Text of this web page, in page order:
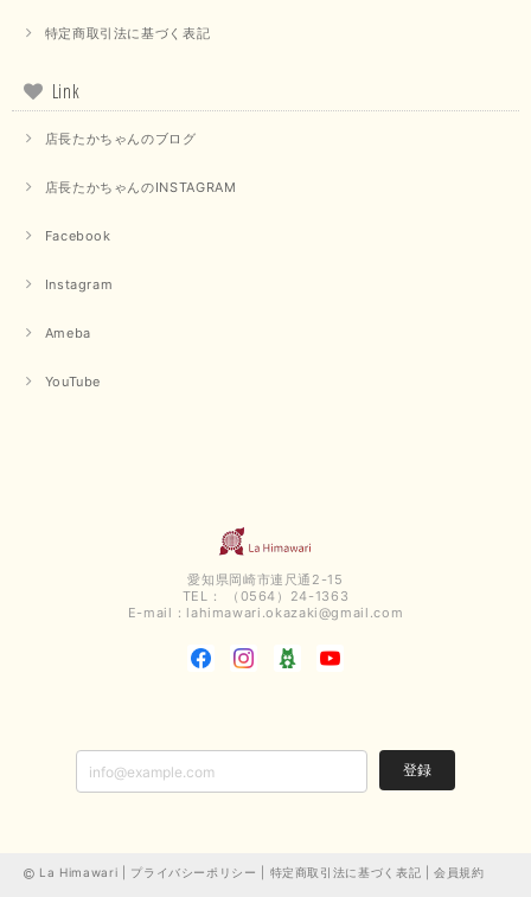
特定商取引法に基づく表記
Link
店長たかちゃんのブログ
店長たかちゃんのINSTAGRAM
Facebook
Instagram
Ameba
YouTube
愛知県岡崎市連尺通2-15
TEL： （0564）24-1363
E-mail： lahimawari.okazaki@gmail.com
登録
La Himawari | プライバシーポリシー 特定商取引法に基づく表記 |会員規約